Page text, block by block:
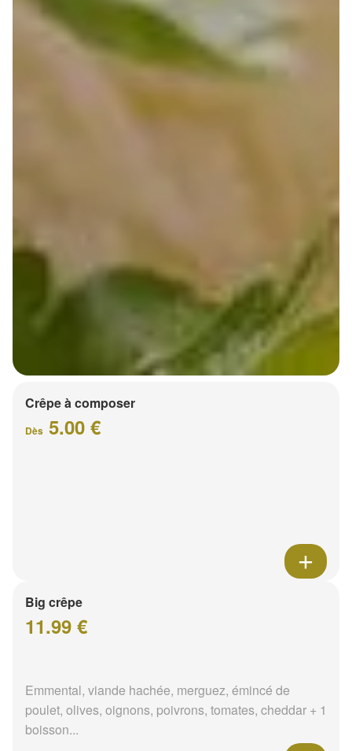
Crêpe à composer
Dès 5.00 €
Big crêpe
11.99 €
Emmental, viande hachée, merguez, émincé de
poulet, olives, oignons, poivrons, tomates, cheddar + 1
boisson...